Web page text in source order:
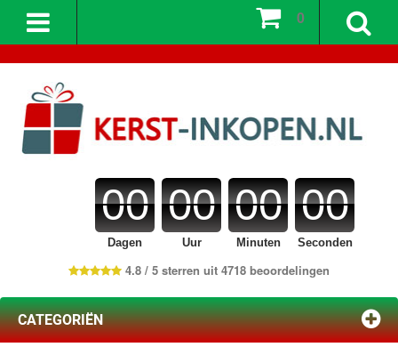
00
Dagen
00
Uur
00
Minuten
00
Seconden
4.8 / 5 sterren uit 4718 beoordelingen
0
CATEGORIËN